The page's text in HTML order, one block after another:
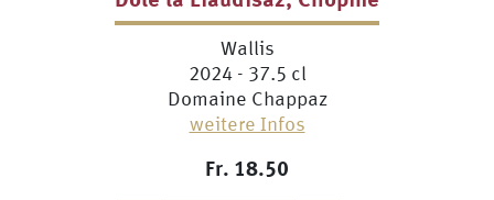
Wallis
2024 - 37.5 cl
Domaine Chappaz
weitere Infos
Fr. 18.50